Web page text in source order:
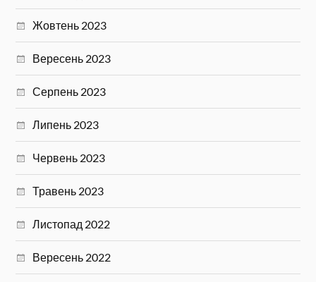
Жовтень 2023
Вересень 2023
Серпень 2023
Липень 2023
Червень 2023
Травень 2023
Листопад 2022
Вересень 2022